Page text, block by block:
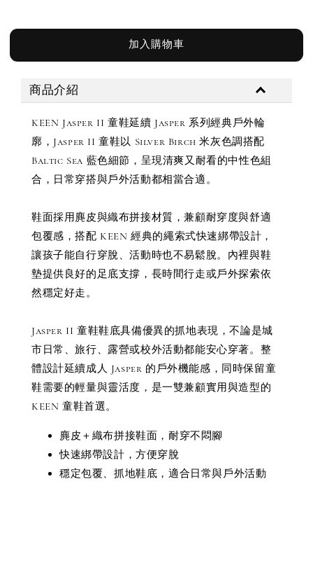
加入購物車
商品介紹
KEEN Jasper II 童鞋延續 Jasper 系列經典戶外輪
廓，Jasper II 童鞋以 Silver Birch 米灰色調搭配
Baltic Sea 藍色細節，呈現清爽又耐看的中性色組
合，日常穿搭與戶外活動都相當合適。
鞋面採用麂皮與織布拼接材質，兼顧耐穿度與舒適
包覆感，搭配 KEEN 經典的繩索式快速綁帶設計，
讓孩子能自行穿脫、活動時也不易鬆脫。內裡與鞋
墊提供良好的足底支撐，長時間行走或戶外探索依
然穩定好走。
Jasper II 童鞋鞋底具備優異的抓地表現，不論是城
市日常、旅行、露營或校外活動都能安心穿著。整
體設計延續成人 Jasper 的戶外機能感，同時保留童
鞋需要的輕量與靈活度，是一雙兼顧實用與造型的
KEEN 童鞋首選。
麂皮＋織布拼接鞋面，耐穿不悶腳
快速綁帶設計，方便穿脫
穩定包覆、抓地鞋底，適合日常與戶外活動